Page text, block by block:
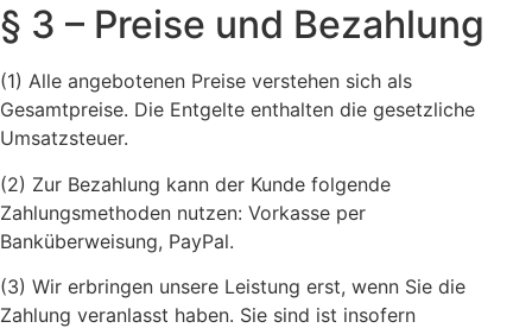
§ 3 – Preise und Bezahlung
(1) Alle angebotenen Preise verstehen sich als
Gesamtpreise. Die Entgelte enthalten die gesetzliche
Umsatzsteuer.
(2) Zur Bezahlung kann der Kunde folgende
Zahlungsmethoden nutzen: Vorkasse per
Banküberweisung, PayPal.
(3) Wir erbringen unsere Leistung erst, wenn Sie die
Zahlung veranlasst haben. Sie sind ist insofern